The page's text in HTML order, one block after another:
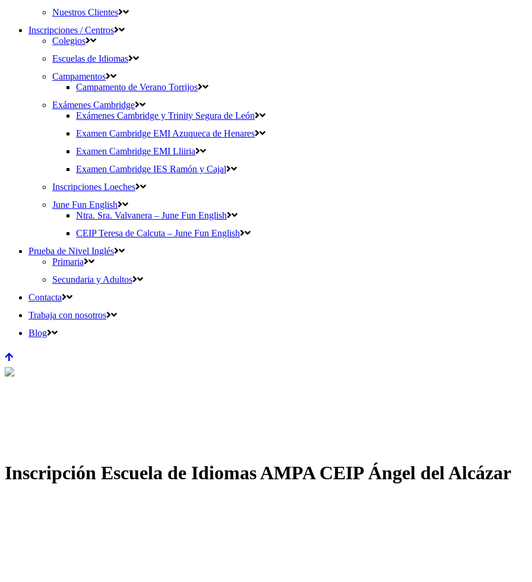
Nuestros Clientes
Inscripciones / Centros
Colegios
Escuelas de Idiomas
Campamentos
Campamento de Verano Torrijos
Exámenes Cambridge
Exámenes Cambridge y Trinity Segura de León
Examen Cambridge EMI Azuqueca de Henares
Examen Cambridge EMI Lliiria
Examen Cambridge IES Ramón y Cajal
Inscripciones Loeches
June Fun English
Ntra. Sra. Valvanera – June Fun English
CEIP Teresa de Calcuta – June Fun English
Prueba de Nivel Inglés
Primaria
Secundaria y Adultos
Contacta
Trabaja con nosotros
Blog
Inscripción Escuela de Idiomas AMPA CEIP Ángel del Alcázar